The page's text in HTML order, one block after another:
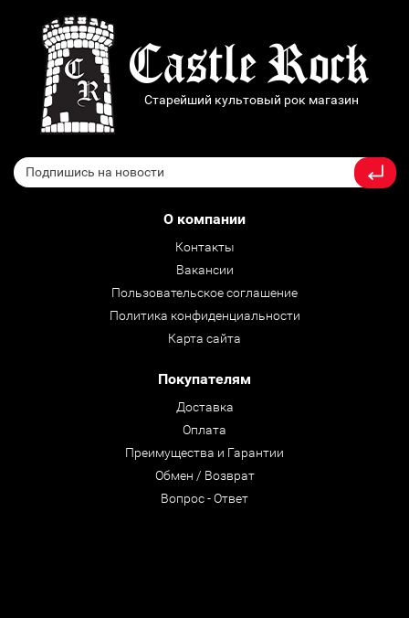
Старейший культовый рок магазин
О компании
Контакты
Вакансии
Пользовательское соглашение
Политика конфиденциальности
Карта сайта
Покупателям
Доставка
Оплата
Преимущества и Гарантии
Обмен / Возврат
Вопрос - Ответ